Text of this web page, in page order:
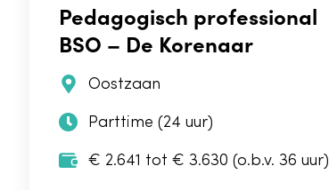
Pedagogisch professional
BSO – De Korenaar
Oostzaan
Parttime (24 uur)
€ 2.641 tot € 3.630 (o.b.v. 36 uur)